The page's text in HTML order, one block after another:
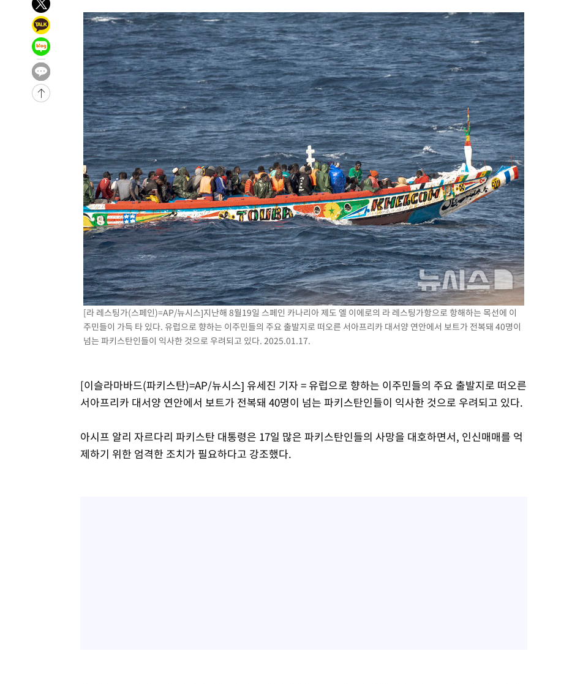
송"
-704초 전 >
'최고 37도' 폭염 지속…강원동해안 최대 150㎜ 비
1시간 전 >
[속보]뉴욕증시 상승 마감…S&P 0.6% 나스닥 1.3%↑
[라 레스팅가(스페인)=AP/뉴시스]지난해 8월19일 스페인 카나리아 제도 엘 이에로의 라 레스팅가항으로 항해하는 목선에 이
주민들이 가득 타 있다. 유럽으로 향하는 이주민들의 주요 출발지로 떠오른 서아프리카 대서양 연안에서 보트가 전복돼 40명이
넘는 파키스탄인들이 익사한 것으로 우려되고 있다. 2025.01.17.
[이슬라마바드(파키스탄)=AP/뉴시스] 유세진 기자 = 유럽으로 향하는 이주민들의 주요 출발지로 떠오른
서아프리카 대서양 연안에서 보트가 전복돼 40명이 넘는 파키스탄인들이 익사한 것으로 우려되고 있다.
아시프 알리 자르다리 파키스탄 대통령은 17일 많은 파키스탄인들의 사망을 대호하면서, 인신매매를 억
제하기 위한 엄격한 조치가 필요하다고 강조했다.